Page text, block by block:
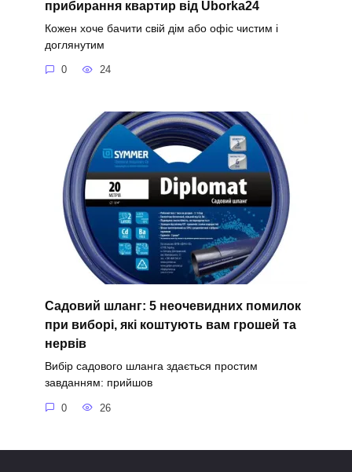
прибирання квартир від Uborka24
Кожен хоче бачити свій дім або офіс чистим і
доглянутим
0 24
Садовий шланг: 5 неочевидних помилок
при виборі, які коштують вам грошей та
нервів
Вибір садового шланга здається простим
завданням: прийшов
0 26